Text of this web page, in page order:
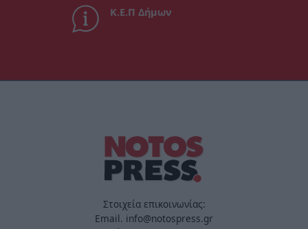
Κ.Ε.Π Δήμων
Στοιχεία επικοινωνίας:
Email. info@notospress.gr